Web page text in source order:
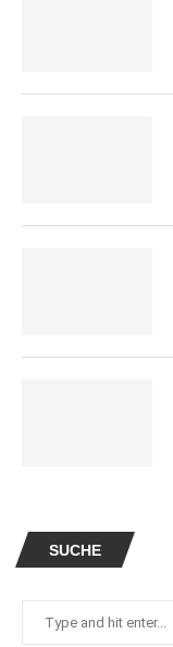
SUCHE